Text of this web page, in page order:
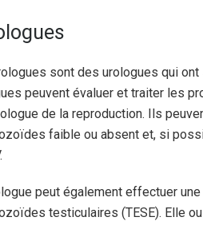
sont des urologues qui
peuvent évaluer et traiter les
de la reproduction. Ils
faible ou absent et, si
peut également effectuer
testiculaires (TESE). Elle